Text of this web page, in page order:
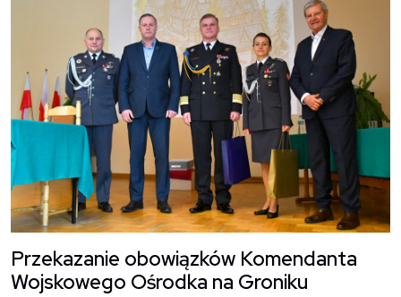
Przekazanie obowiązków Komendanta
Wojskowego Ośrodka na Groniku